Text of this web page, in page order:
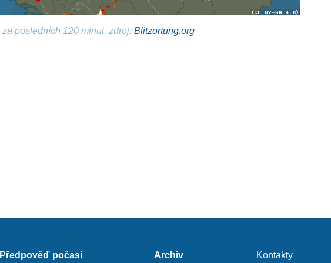
posledních 120 minut, zdroj:Blitzortung.org
Předpověď počasí Archiv Kontakty